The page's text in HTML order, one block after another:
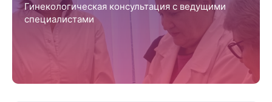
Гинекологическая консультация с ведущими
специалистами